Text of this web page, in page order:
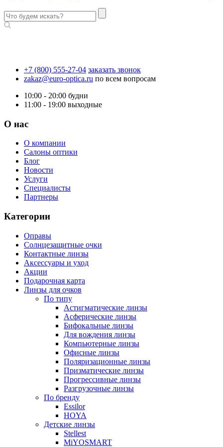
+7 (800) 555-27-04 заказать звонок
zakaz@euro-optica.ru по всем вопросам
10:00 - 20:00 будни
11:00 - 19:00 выходные
О нас
О компании
Салоны оптики
Блог
Новости
Услуги
Специалисты
Партнеры
Категории
Оправы
Солнцезащитные очки
Контактные линзы
Аксессуары и уход
Акции
Подарочная карта
Линзы для очков
По типу
Астигматические линзы
Асферические линзы
Бифокальные линзы
Для вождения линзы
Компьютерные линзы
Офисные линзы
Поляризационные линзы
Призматические линзы
Прогрессивные линзы
Разгрузочные линзы
По бренду
Essilor
HOYA
Детские линзы
Stellest
MiYOSMART